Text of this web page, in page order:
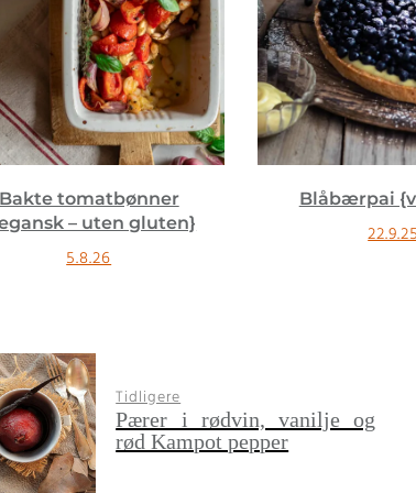
Blåbærpai {vegansk}
22.9.25
Aprikos
Tidligere
Pærer i rødvin, vanilje og
rød Kampot pepper